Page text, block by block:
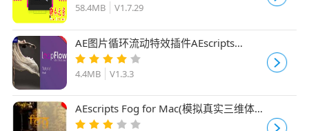
58.4MB V1.7.29
AE图片循环流动特效插件AEscripts
loopFlow V1.3.3 Mac苹果版
4.4MB V1.3.3
AEscripts Fog for Mac(模拟真实三维体薄
雾AE/PR插件) V1.1 破解苹果版